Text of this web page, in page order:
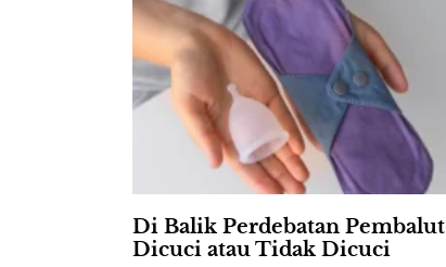
Di Balik Perdebatan Pembalut
Dicuci atau Tidak Dicuci